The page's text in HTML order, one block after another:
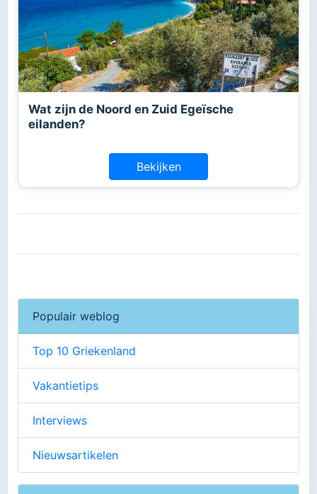
Wat zijn de Noord en Zuid Egeïsche
eilanden?
Bekijken
Populair weblog
Top 10 Griekenland
Vakantietips
Interviews
Nieuwsartikelen